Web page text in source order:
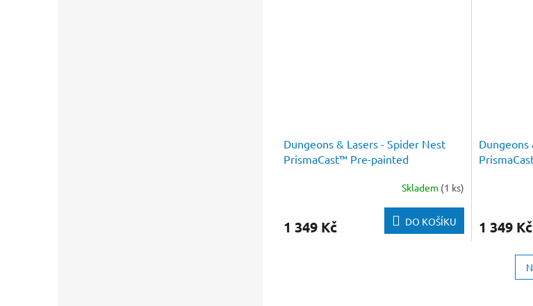
Dungeons & Lasers - Spider Nest
PrismaCast™ Pre-painted
Skladem (1 ks)
1 349 Kč DO KOŠÍKU
Dungeons
1 349 Kč